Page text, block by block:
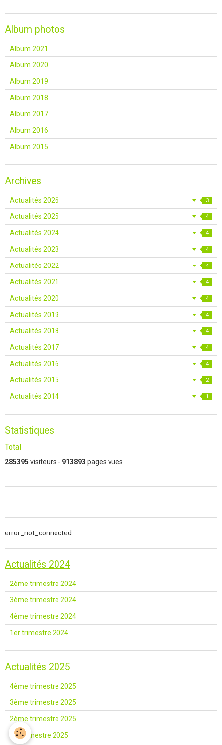
Album photos
Album 2021
Album 2020
Album 2019
Album 2018
Album 2017
Album 2016
Album 2015
Archives
Actualités 2026 3
Actualités 2025 4
Actualités 2024 4
Actualités 2023 4
Actualités 2022 4
Actualités 2021 4
Actualités 2020 4
Actualités 2019 4
Actualités 2018 4
Actualités 2017 4
Actualités 2016 4
Actualités 2015 2
Actualités 2014 1
Statistiques
Total
285395 visiteurs - 913893 pages vues
error_not_connected
Actualités 2024
2ème trimestre 2024
3ème trimestre 2024
4ème trimestre 2024
1er trimestre 2024
Actualités 2025
4ème trimestre 2025
3ème trimestre 2025
2ème trimestre 2025
1er trimestre 2025